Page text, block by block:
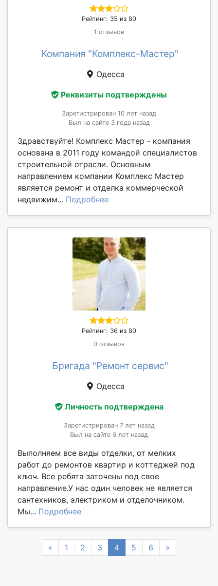
Рейтинг: 35 из 80
1 отзывов
Компания "Комплекс-Мастер"
Одесса
Реквизиты подтверждены
Зарегистрирован 10 лет назад
Был на сайте 3 года назад
Здравствуйте! Комплекс Мастер - компания
основана в 2011 году командой специалистов
строительной отрасли. Основным
направлением компании Комплекс Мастер
является ремонт и отделка коммерческой
недвижим... Подробнее
Рейтинг: 36 из 80
0 отзывов
Бригада "Ремонт сервис"
Одесса
Личность подтверждена
Зарегистрирован 7 лет назад
Был на сайте 6 лет назад
Выполняем все виды отделки, от мелких
работ до ремонтов квартир и коттеджей под
ключ. Все ребята заточены под свое
направление.У нас один человек не является
сантехников, электриком и отделочником.
Мы... Подробнее
« Previous
1 2 3 4 5 6 »